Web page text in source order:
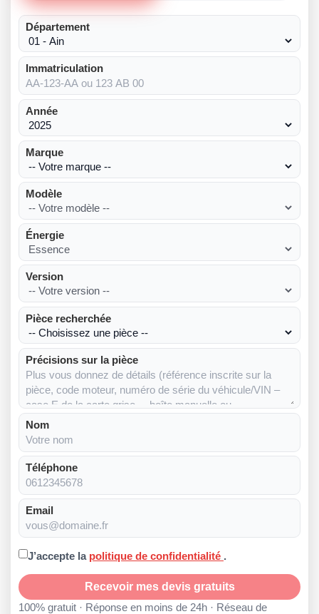
Département
Immatriculation
Année
Marque
Modèle
Énergie
Version
Pièce recherchée
Précisions sur la pièce
Nom
Téléphone
Email
J’accepte la politique de confidentialité .
Recevoir mes devis gratuits
100% gratuit · Réponse en moins de 24h · Réseau de